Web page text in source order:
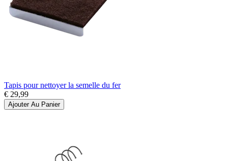
Tapis pour nettoyer la semelle du fer
€ 29,99
Ajouter Au Panier